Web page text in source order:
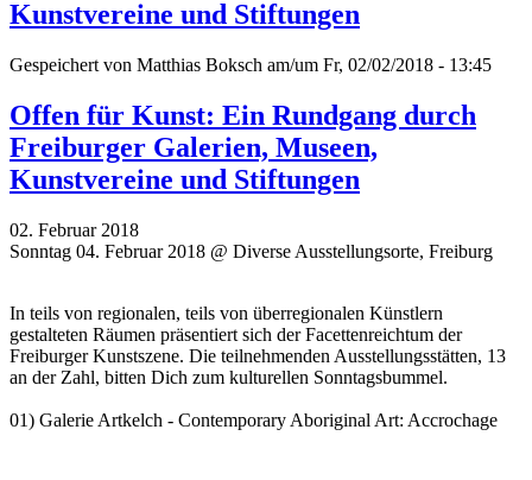
Kunstvereine und Stiftungen
Gespeichert von Matthias Boksch am/um Fr, 02/02/2018 - 13:45
Offen für Kunst: Ein Rundgang durch
Freiburger Galerien, Museen,
Kunstvereine und Stiftungen
02. Februar 2018
Sonntag 04. Februar 2018 @ Diverse Ausstellungsorte, Freiburg
In teils von regionalen, teils von überregionalen Künstlern
gestalteten Räumen präsentiert sich der Facettenreichtum der
Freiburger Kunstszene. Die teilnehmenden Ausstellungsstätten, 13
an der Zahl, bitten Dich zum kulturellen Sonntagsbummel.
01) Galerie Artkelch - Contemporary Aboriginal Art: Accrochage